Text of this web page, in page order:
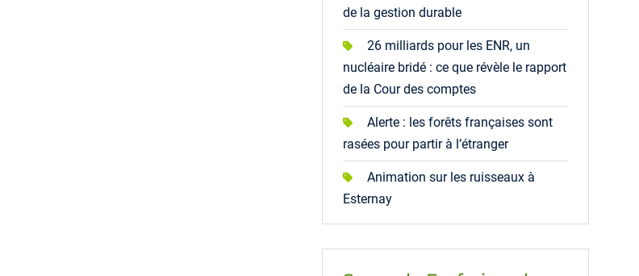
de la gestion durable
26 milliards pour les ENR, un
nucléaire bridé : ce que révèle le rapport
de la Cour des comptes
Alerte : les forêts françaises sont
rasées pour partir à l’étranger
Animation sur les ruisseaux à
Esternay